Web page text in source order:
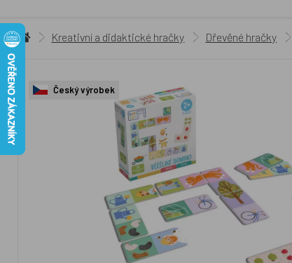
Kreativní a didaktické hračky Dřevěné hračky
Český výrobek